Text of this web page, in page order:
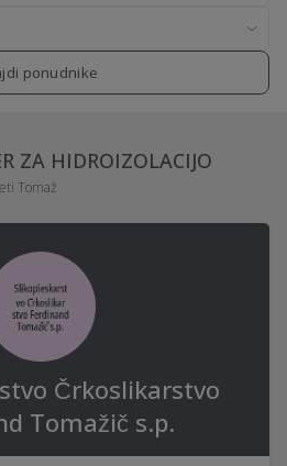
ponudnike
ZA HIDROIZOLACIJO
Tomaž
Črkoslikarstvo
Tomažič s.p.